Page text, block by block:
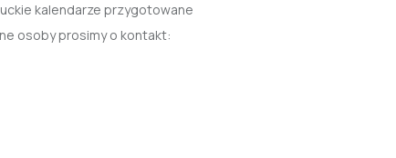
kalendarze przygotowane
osoby prosimy o kontakt: